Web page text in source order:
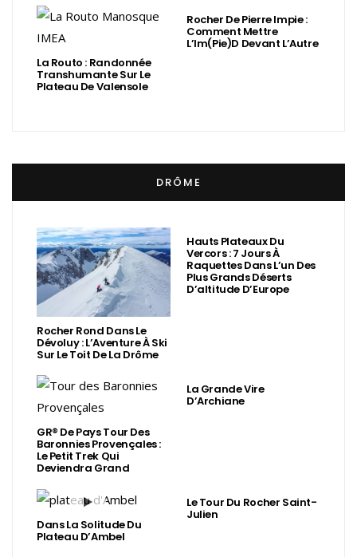
La Routo : Randonnée
Transhumante Sur Le
Plateau De Valensole
Rocher De Pierre Impie :
Comment Mettre
L’Im(Pie)d Devant L’Autre
DRÔME
Rocher Rond Dans Le
Dévoluy : L’Aventure À Ski
Sur Le Toit De La Drôme
Hauts Plateaux Du
Vercors : 7 Jours À
Raquettes Dans L’un Des
Plus Grands Déserts
D’altitude D’Europe
GR® De Pays Tour Des
Baronnies Provençales :
Le Petit Trek Qui
Deviendra Grand
La Grande Vire
D’Archiane
Dans La Solitude Du
Plateau D’Ambel
Le Tour Du Rocher Saint-
Julien